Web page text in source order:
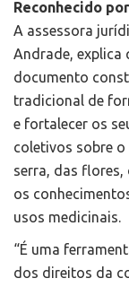
Reconhecido
A assessora
Andrade, explica
documento
tradicional de
e fortalecer os
coletivos sobre
serra, das flores,
os
usos medicinais.
“É uma
dos direitos da